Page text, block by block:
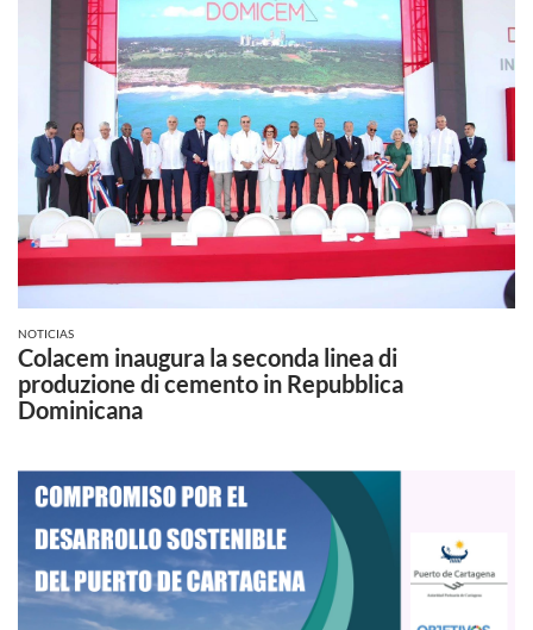
NOTICIAS
Colacem inaugura la seconda linea di
produzione di cemento in Repubblica
Dominicana